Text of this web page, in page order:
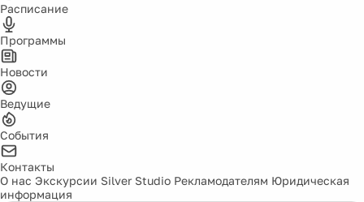
Расписание
Программы
Новости
Ведущие
События
Контакты
О нас Экскурсии Silver Studio Рекламодателям Юридическая
информация